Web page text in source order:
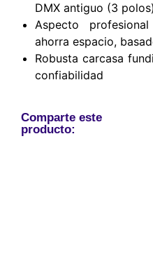
DMX antiguo (3
Aspecto
ahorra espacio,
Robusta carcasa
confiabilidad
Comparte este
producto: